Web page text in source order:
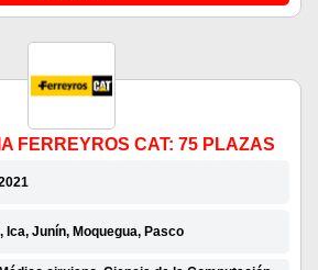
FERREYROS CAT: 75 PLAZAS
Ica, Junín, Moquegua, Pasco